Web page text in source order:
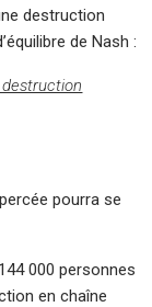
destruction
de Nash :
destruction
pourra se
000 personnes
en chaîne